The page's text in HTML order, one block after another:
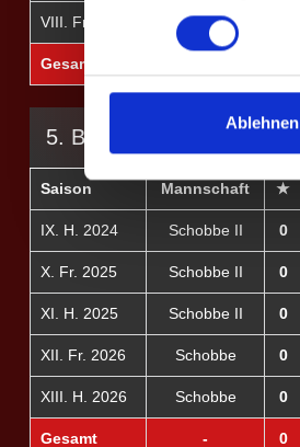
Ablehnen
VIII. Fr. 2024 Schobbe
Gesamt
5. BUNDESLIGA
Saison Mannschaft ★
IX. H. 2024 Schobbe II 0
X. Fr. 2025 Schobbe II 0
XI. H. 2025 Schobbe II 0
XII. Fr. 2026 Schobbe 0
XIII. H. 2026 Schobbe 0
Gesamt - 0